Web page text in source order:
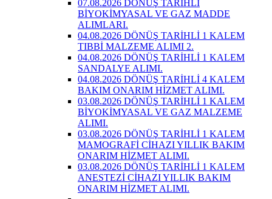
07.08.2026 DÖNÜŞ TARİHLİ
BİYOKİMYASAL VE GAZ MADDE
ALIMLARI.
04.08.2026 DÖNÜŞ TARİHLİ 1 KALEM
TIBBİ MALZEME ALIMI 2.
04.08.2026 DÖNÜŞ TARİHLİ 1 KALEM
SANDALYE ALIMI.
04.08.2026 DÖNÜŞ TARİHLİ 4 KALEM
BAKIM ONARIM HİZMET ALIMI.
03.08.2026 DÖNÜŞ TARİHLİ 1 KALEM
BİYOKİMYASAL VE GAZ MALZEME
ALIMI.
03.08.2026 DÖNÜŞ TARİHLİ 1 KALEM
MAMOGRAFİ CİHAZI YILLIK BAKIM
ONARIM HİZMET ALIMI.
03.08.2026 DÖNÜŞ TARİHLİ 1 KALEM
ANESTEZİ CİHAZI YILLIK BAKIM
ONARIM HİZMET ALIMI.